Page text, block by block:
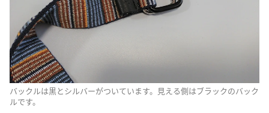
バックルは黒とシルバーがついています。見える側はブラックのバック
ルです。